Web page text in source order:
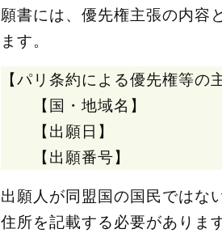
願書には、優先権主張の内容
ます。
【パリ条約による優先権等の
【国・地域名】
【出願日】
【出願番号】
出願人が同盟国の国民ではな
住所を記載する必要があります